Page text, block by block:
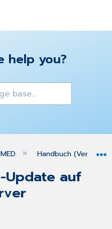
help you?
hierarchy
Handbuch (Version
Update auf